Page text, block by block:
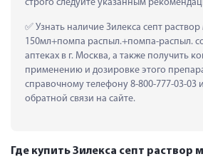
строго следуйте указанным
Узнать наличие Зилекса септ раствор
150мл+помпа распыл.+помпа-распыл.
аптеках в г. Москва, а также получить
применению и дозировке этого
справочному телефону 8-800-777-03-03
обратной связи на сайте.
Где купить Зилекса септ раствор